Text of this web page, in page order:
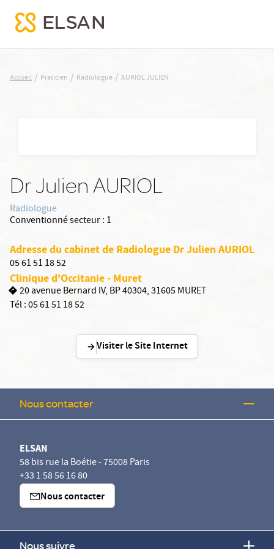
AURIOL JULIEN
Accueil / Praticien / Radiologue / AURIOL JULIEN
Dr Julien AURIOL
Radiologue
Conventionné secteur : 1
Adresse du cabinet de Radiologue Dr Julien AURIOL
05 61 51 18 52
Clinique d'Occitanie - Muret
20 avenue Bernard IV, BP 40304, 31605 MURET
Tél :05 61 51 18 52
Visiter le Site Internet
Nous contacter
ELSAN
58 bis rue la Boétie - 75008 Paris
+33 1 58 56 16 80
Nous contacter
Nous suivre